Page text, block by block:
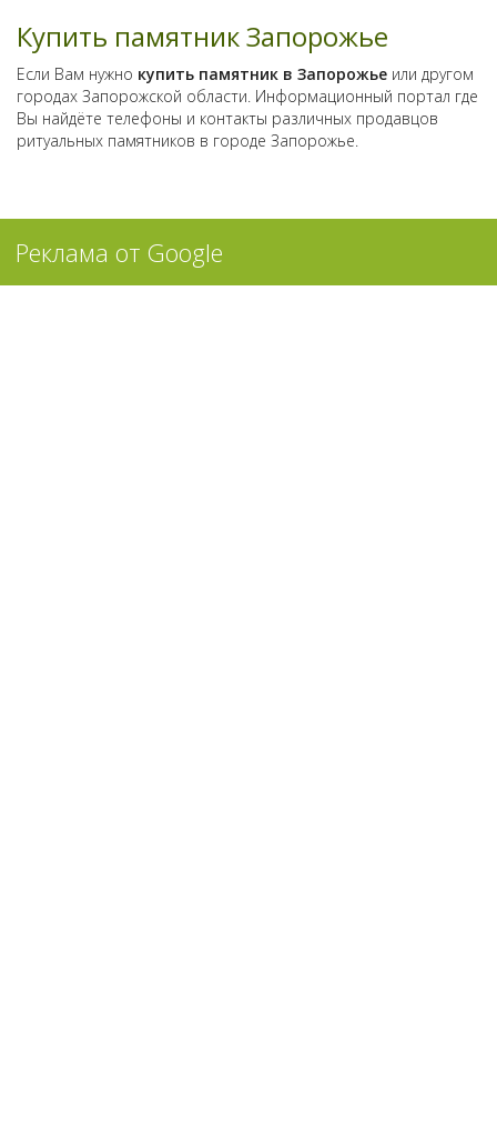
Купить памятник Запорожье
Если Вам нужно купить памятник в Запорожье или другом
городах Запорожской области. Информационный портал где
Вы найдёте телефоны и контакты различных продавцов
ритуальных памятников в городе Запорожье.
Реклама от Google